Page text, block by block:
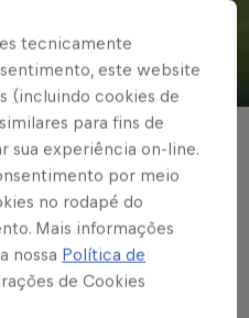
tem
positivo
GO
tecnicamente
este website
(incluindo cookies de
para fins de
sua experiência on-line.
por meio
no rodapé do
Mais informações
nossa Política de
de Cookies